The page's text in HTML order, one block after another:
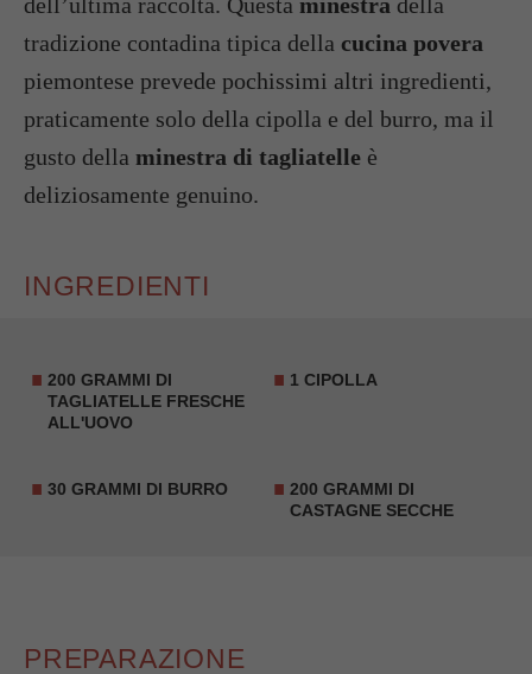
tradizione contadina tipica della cucina povera
piemontese prevede pochissimi altri ingredienti,
praticamente solo della cipolla e del burro, ma il
gusto della minestra di tagliatelle è
deliziosamente genuino.
INGREDIENTI
200 GRAMMI DI
TAGLIATELLE FRESCHE
ALL'UOVO
1 CIPOLLA
30 GRAMMI DI BURRO
200 GRAMMI DI
CASTAGNE SECCHE
PREPARAZIONE